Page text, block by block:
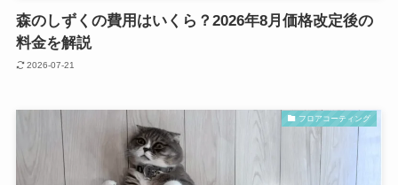
森のしずくの費用はいくら？2026年8月価格改定後の
料金を解説
2026-07-21
フロアコーティング